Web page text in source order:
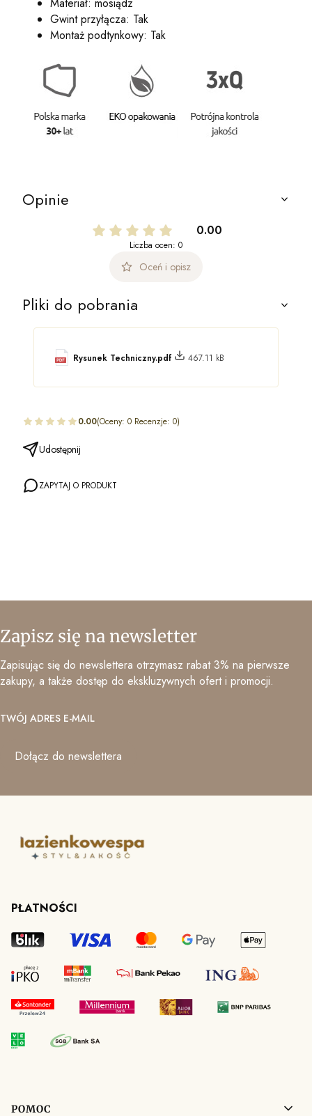
Gwint przyłącza: Tak
Montaż podtynkowy: Tak
Opinie
0.00
Liczba ocen: 0
Oceń i opisz
Pliki do pobrania
Rysunek Techniczny.pdf 467.11 kB
0.00(Oceny: 0 Recenzje: 0)
Udostępnij
ZAPYTAJ O PRODUKT
Zapisz się na newsletter
Zapisując się do newslettera otrzymasz rabat 3% na pierwsze
zakupy, a także dostęp do ekskluzywnych ofert i promocji.
TWÓJ ADRES E-MAIL
Dołącz do newslettera
PŁATNOŚCI
Linki w stopce
POMOC